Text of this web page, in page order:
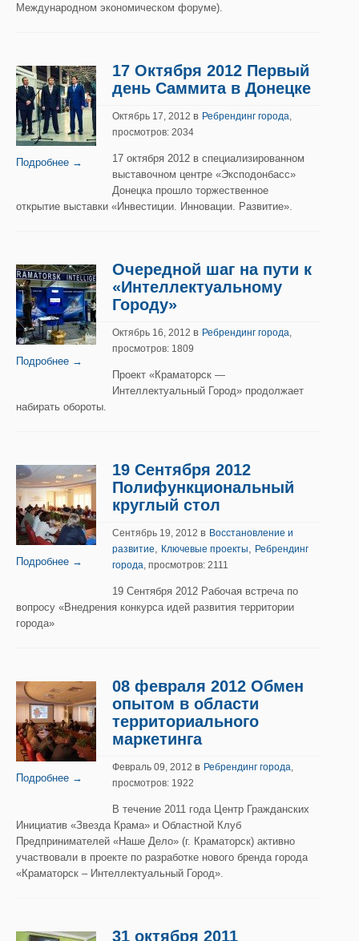
Международном экономическом форуме).
Подробнее →
17 Октября 2012 Первый
день Саммита в Донецке
Октябрь 17, 2012 в Ребрендинг города,
просмотров: 2034
17 октября 2012 в специализированном
выставочном центре «Эксподонбасс»
Донецка прошло торжественное
открытие выставки «Инвестиции. Инновации. Развитие».
Подробнее →
Очередной шаг на пути к
«Интеллектуальному
Городу»
Октябрь 16, 2012 в Ребрендинг города,
просмотров: 1809
Проект «Краматорск —
Интеллектуальный Город» продолжает
набирать обороты.
Подробнее →
19 Сентября 2012
Полифункциональный
круглый стол
Сентябрь 19, 2012 в Восстановление и
развитие, Ключевые проекты, Ребрендинг
города, просмотров: 2111
19 Сентября 2012 Рабочая встреча по
вопросу «Внедрения конкурса идей развития территории
города»
Подробнее →
08 февраля 2012 Обмен
опытом в области
территориального
маркетинга
Февраль 09, 2012 в Ребрендинг города,
просмотров: 1922
В течение 2011 года Центр Гражданских
Инициатив «Звезда Крама» и Областной Клуб
Предпринимателей «Наше Дело» (г. Краматорск) активно
участвовали в проекте по разработке нового бренда города
«Краматорск – Интеллектуальный Город».
31 октября 2011